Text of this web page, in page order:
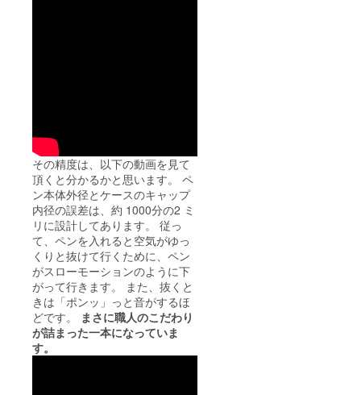
その精度は、以下の動画を見て
頂くと分かるかと思います。 ペ
ン本体外径とケースのキャップ
内径の誤差は、約 1000分の2 ミ
リに設計してあります。 従っ
て、ペンを入れると空気がゆっ
くりと抜けて行くために、ペン
がスローモーションのように下
がって行きます。 また、抜くと
きは「ポンッ」っと音がするほ
どです。
まさに職人のこだわり
が詰まった一本になっていま
す。